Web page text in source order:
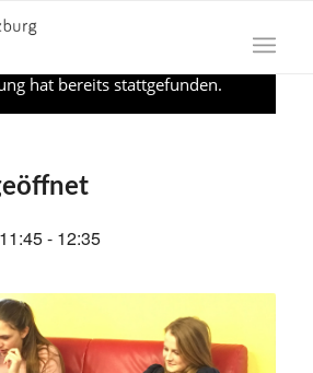
hat bereits stattgefunden.
- 12:35